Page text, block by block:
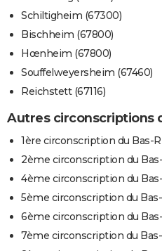
Schiltigheim (67300)
Bischheim (67800)
Hœnheim (67800)
Souffelweyersheim (67460)
Reichstett (67116)
Autres circonscriptions
1ère circonscription du Bas-
2ème circonscription du
4ème circonscription du
5ème circonscription du
6ème circonscription du
7ème circonscription du